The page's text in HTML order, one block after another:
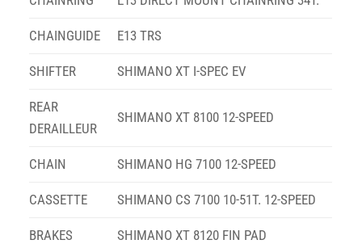
CHAINGUIDE E13 TRS
SHIFTER SHIMANO XT I-SPEC EV
REAR
DERAILLEUR
SHIMANO XT 8100 12-SPEED
CHAIN SHIMANO HG 7100 12-SPEED
CASSETTE SHIMANO CS 7100 10-51T. 12-SPEED
BRAKES SHIMANO XT 8120 FIN PAD